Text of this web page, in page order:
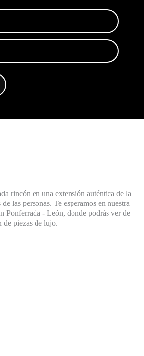
rincón en una extensión auténtica de la
las personas. Te esperamos en nuestra
Ponferrada - León, donde podrás ver de
de piezas de lujo.